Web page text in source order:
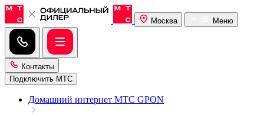
Москва Меню
Контакты
Подключить МТС
Домашний интернет МТС GPON